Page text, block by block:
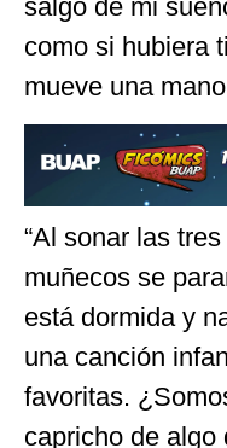
salgo de mi
como si hubiera
mueve una
“Al sonar las
muñecos se
está dormida y
una canción
favoritas.
capricho de